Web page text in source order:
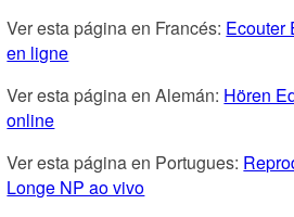
Ver esta página en Francés: Ecouter
en ligne
Ver esta página en Alemán: Hören
online
Ver esta página en Portugues:
Longe NP ao vivo